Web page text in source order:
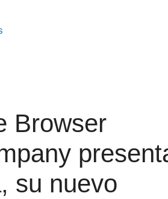
Browser
su nuevo